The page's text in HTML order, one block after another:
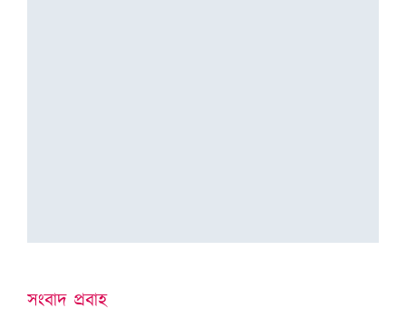
সংবাদ প্ৰবাহ